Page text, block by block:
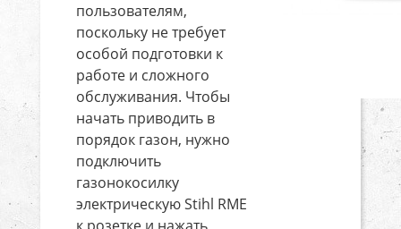
пользователям,
поскольку не требует
особой подготовки к
работе и сложного
обслуживания. Чтобы
начать приводить в
порядок газон, нужно
подключить
газонокосилку
электрическую Stihl RME